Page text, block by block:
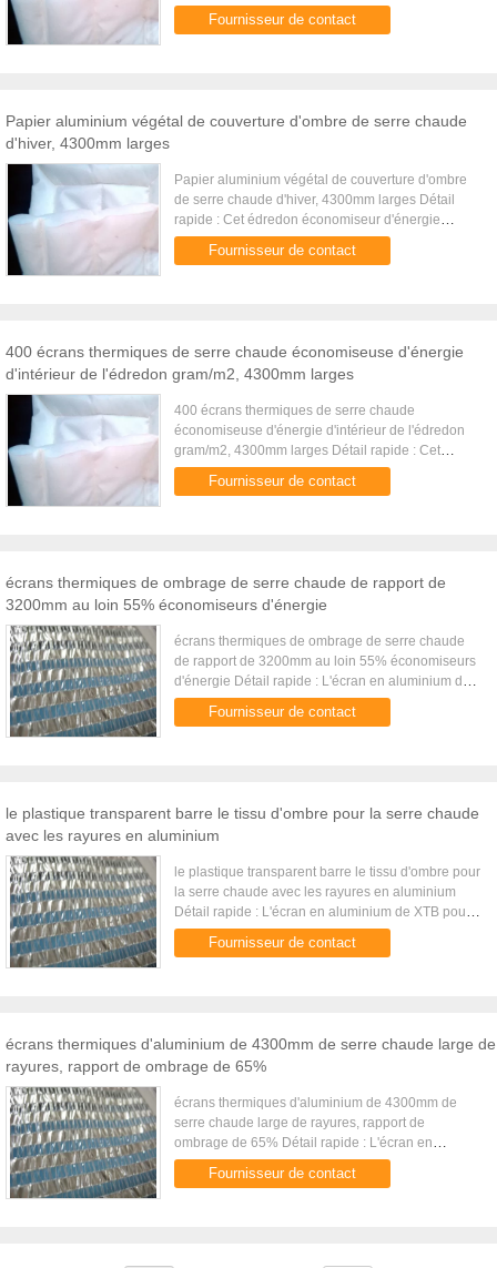
économiseur d'énergie d'intérieur est utilisé pour
garder la chaleur à l'intérieur ...
Fournisseur de contact
Papier aluminium végétal de couverture d'ombre de serre chaude
d'hiver, 4300mm larges
Papier aluminium végétal de couverture d'ombre
de serre chaude d'hiver, 4300mm larges Détail
rapide : Cet édredon économiseur d'énergie
d'intérieur est utilisé pour garder la chaleur à
l'intérieur de la serre ...
Fournisseur de contact
400 écrans thermiques de serre chaude économiseuse d'énergie
d'intérieur de l'édredon gram/m2, 4300mm larges
400 écrans thermiques de serre chaude
économiseuse d'énergie d'intérieur de l'édredon
gram/m2, 4300mm larges Détail rapide : Cet
édredon économiseur d'énergie d'intérieur est
utilisé pour garder la chaleur à l...
Fournisseur de contact
écrans thermiques de ombrage de serre chaude de rapport de
3200mm au loin 55% économiseurs d'énergie
écrans thermiques de ombrage de serre chaude
de rapport de 3200mm au loin 55% économiseurs
d'énergie Détail rapide : L'écran en aluminium de
XTB pour l'ombrage et l'économie d'énergie
d'intérieur est utilisé ...
Fournisseur de contact
le plastique transparent barre le tissu d'ombre pour la serre chaude
avec les rayures en aluminium
le plastique transparent barre le tissu d'ombre pour
la serre chaude avec les rayures en aluminium
Détail rapide : L'écran en aluminium de XTB pour
l'ombrage et l'économie d'énergie d'intérieur est
utilisé pour ...
Fournisseur de contact
écrans thermiques d'aluminium de 4300mm de serre chaude large de
rayures, rapport de ombrage de 65%
écrans thermiques d'aluminium de 4300mm de
serre chaude large de rayures, rapport de
ombrage de 65% Détail rapide : L'écran en
aluminium de XTB pour l'ombrage et l'économie
d'énergie d'intérieur est utilisé ...
Fournisseur de contact